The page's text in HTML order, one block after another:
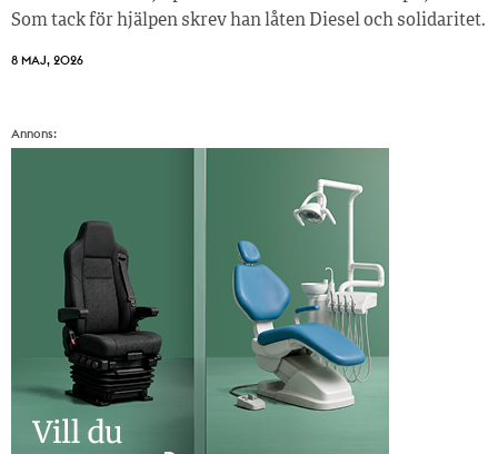
Som tack för hjälpen skrev han låten Diesel och solidaritet.
8 MAJ, 2026
Annons: